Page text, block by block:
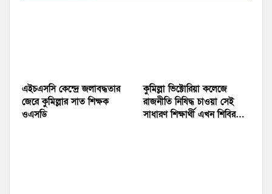
এইচএসসি কেন্দ্রে জলাবদ্ধতার
জেরে কুমিল্লার সাত শিক্ষক
ওএসডি
কুমিল্লা ভিক্টোরিয়া কলেজে
রাজনীতি নিষিদ্ধ চাওয়া সেই
সাধারণ শিক্ষার্থী এখন শিবির…